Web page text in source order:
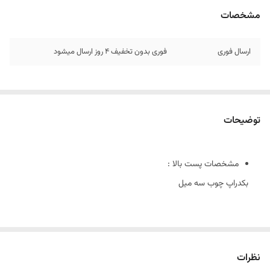
مشخصات
ارسال فوری فوری بدون تخفیف 4 روز ارسال میشود
توضیحات
مشخصات پست بالا :
بکدراپ چوب سه میل
سه عدد بکدراپ ۶٠ در ۶٠نظرات